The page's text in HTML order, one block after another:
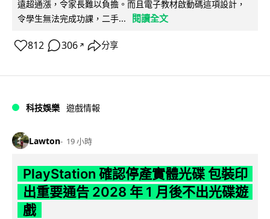
遠超通漲，令家長難以負擔。而且電子教材啟動碼這項設計，
令學生無法完成功課，二手...
閱讀全文
812 306 ↗ 分享
科技娛樂 遊戲情報
Lawton 19 小時
PlayStation 確認停產實體光碟 包裝印
出重要通告 2028 年 1 月後不出光碟遊
戲